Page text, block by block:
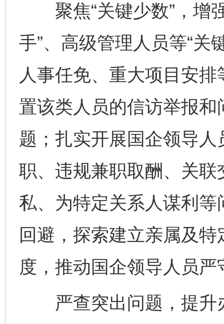
聚焦“关键少数”，增
手”、高级管理人员等“关
人事任免、重大项目安
置该类人员的信访举报
题；扎实开展国企领导
职、违规兼职取酬、关
私、为特定关系人谋利
回避，探索建立亲属及
度，推动国企领导人员
严查突出问题，提升